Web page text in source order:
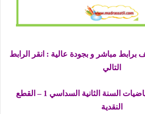
برابط مباشر و بجودة عالية : انقر الرابط
التالي
تمارين في مادة الرياضيات السنة الثانية السداسي 1 – القطع
النقدية